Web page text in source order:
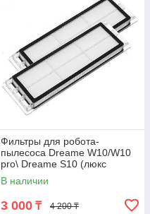
Фильтры для робота-
пылесоса Dreame W10/W10
pro\ Dreame S10 (люкс
копия)
В наличии
3 000 ₸ 4 200 ₸